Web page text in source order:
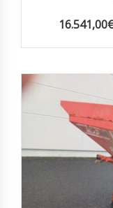
16.541,00